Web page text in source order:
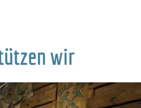
wir